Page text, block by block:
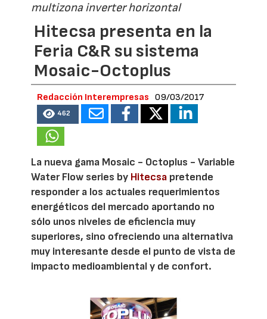
multizona inverter horizontal
Hitecsa presenta en la
Feria C&R su sistema
Mosaic-Octoplus
Redacción Interempresas 09/03/2017
462
La nueva gama Mosaic - Octoplus - Variable
Water Flow series by Hitecsa pretende
responder a los actuales requerimientos
energéticos del mercado aportando no
sólo unos niveles de eficiencia muy
superiores, sino ofreciendo una alternativa
muy interesante desde el punto de vista de
impacto medioambiental y de confort.